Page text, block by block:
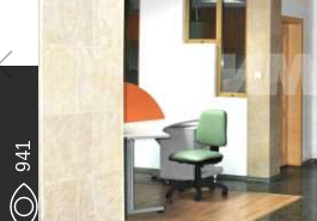
941